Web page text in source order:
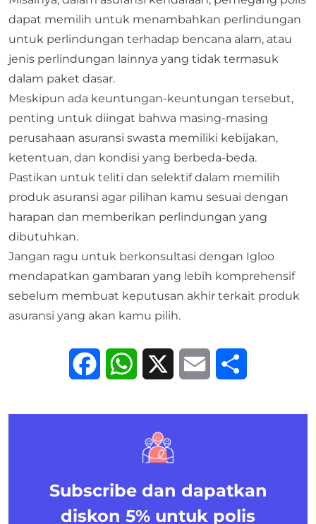
dapat memilih untuk menambahkan perlindungan
untuk perlindungan terhadap bencana alam, atau
jenis perlindungan lainnya yang tidak termasuk
dalam paket dasar.
Meskipun ada keuntungan-keuntungan tersebut,
penting untuk diingat bahwa masing-masing
perusahaan asuransi swasta memiliki kebijakan,
ketentuan, dan kondisi yang berbeda-beda.
Pastikan untuk teliti dan selektif dalam memilih
produk asuransi agar pilihan kamu sesuai dengan
harapan dan memberikan perlindungan yang
dibutuhkan.
Jangan ragu untuk berkonsultasi dengan Igloo
mendapatkan gambaran yang lebih komprehensif
sebelum membuat keputusan akhir terkait produk
asuransi yang akan kamu pilih.
FacebookWhatsApp Email
Subscribe dan dapatkan
diskon 5% untuk polis